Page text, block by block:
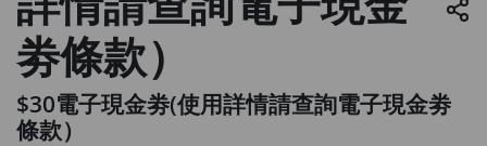
劵條款）
$30電子現金劵(使用詳情請查詢電子現金劵
條款）